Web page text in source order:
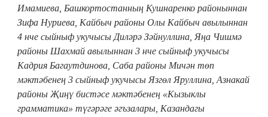
Имамиева, Башкортостанның Кушнаренко районыннан
Зифа Нуриева, Кайбыч районы Олы Кайбыч авылыннан
4 нче сыйныф укучысы Диләрә Зәйнуллина, Яңа Чишмә
районы Шахмай авылыннан 3 нче сыйныф укучысы
Кадрия Багаутдинова, Саба районы Мичән төп
мәктәбенең 3 сыйныф укучысы Язгөл Яруллина, Азнакай
районы Җиңү бистәсе мәктәбенең «Кызыклы
грамматика» түгәрәге әгъзалары, Казандагы